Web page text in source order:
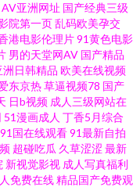
九一老司机福利 激情六月
四区 欧美天天好逼网 91超
蕉熟女线看 人人撸天天天
偷拍 qvod亚洲 日韩精品在
草资源在线 福利嫂导航 午
AV亚洲网址 国产经典三级
院第一页乱码欧美孕交
港电影伦理片91黄色电影
男的天堂网AV 国产精品
洲日韩精品 欧美在线视频
东京热草逼视频78 国产
日b视频 成人三级网站在
51漫画成人 丁香5月综合
91国在线观看91最新自拍
超碰吃瓜 久草涩涩 最新
新视觉影视 成人写真福利
免费在线精品国产免费观